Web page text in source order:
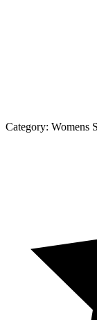
Category: Womens